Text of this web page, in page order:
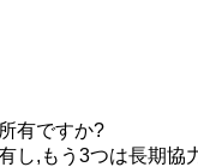
有ですか?
し,もう3つは長期協